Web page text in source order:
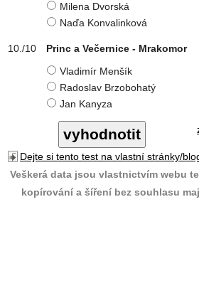
Milena Dvorská
Naďa Konvalinková
Princ a Večernice - Mrakomor
Vladimír Menšík
Radoslav Brzobohatý
Jan Kanyza
Dejte si tento test na vlastní stránky/
Veškerá data jsou vlastnictvím webu
kopírování a šíření bez souhlasu